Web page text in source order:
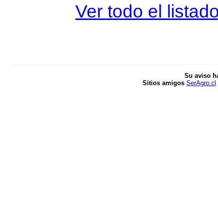
Ver todo el
Su aviso
Sitios amigos SerAgro.cl